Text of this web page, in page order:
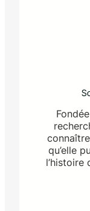
qu’elle
l’histoire